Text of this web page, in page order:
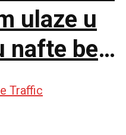
ulaze u
nafte bez